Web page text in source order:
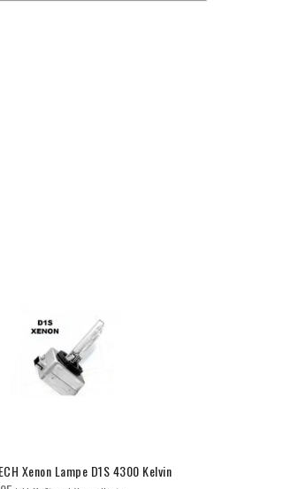
Xenon Lampe D1S 4300 Kelvin